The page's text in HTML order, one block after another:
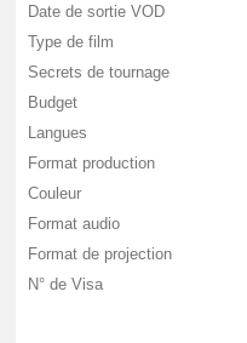
Date de sortie VOD
Type de film
Secrets de tournage
Budget
Langues
Format production
Couleur
Format audio
Format de projection
N° de Visa